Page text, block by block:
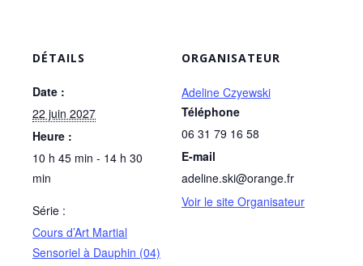
DÉTAILS
Date :
22 juin 2027
Heure :
10 h 45 min - 14 h 30
min
Série :
Cours d’Art Martial
Sensoriel à Dauphin (04)
ORGANISATEUR
Adeline Czyewski
Téléphone
06 31 79 16 58
E-mail
adeline.ski@orange.fr
Voir le site Organisateur